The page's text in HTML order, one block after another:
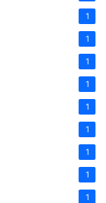
1
1
1
1
1
1
1
1
1